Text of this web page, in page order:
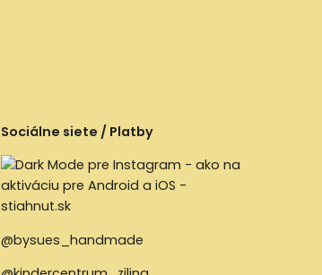
Sociálne siete / Platby
@bysues_handmade